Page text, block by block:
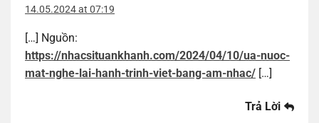
14.05.2024 at 07:19
[…] Nguồn:
https://nhacsituankhanh.com/2024/04/10/ua-nuoc-
mat-nghe-lai-hanh-trinh-viet-bang-am-nhac/ […]
Trả Lời